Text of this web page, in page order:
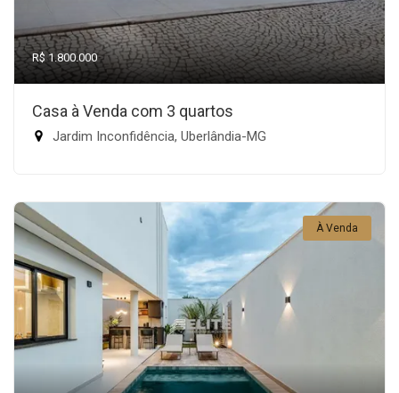
R$ 1.800.000
Casa à Venda com 3 quartos
Jardim Inconfidência, Uberlândia-MG
À Venda